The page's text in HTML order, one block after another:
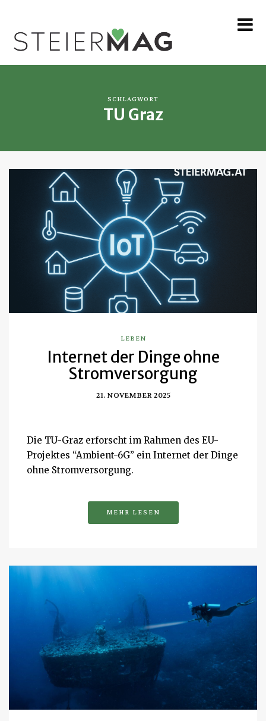
SCHLAGWORT
TU Graz
LEBEN
Internet der Dinge ohne
Stromversorgung
21. NOVEMBER 2025
Die TU-Graz erforscht im Rahmen des EU-
Projektes “Ambient-6G” ein Internet der Dinge
ohne Stromversorgung.
MEHR LESEN